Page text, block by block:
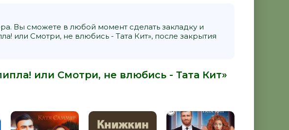
Вы сможете в любой момент сделать закладку и
или Смотри, не влюбись - Тата Кит», после закрытия
или Смотри, не влюбись - Тата Кит»